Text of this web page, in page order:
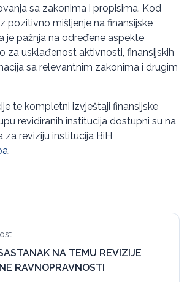
sa zakonima i propisima. Kod
pozitivno mišljenje na finansijske
je pažnja na određene aspekte
za usklađenost aktivnosti, finansijskih
sa relevantnim zakonima i drugim
te kompletni izvještaji finansijske
revidiranih institucija dostupni su na
za reviziju institucija BiH
.
NA TEMU REVIZIJE
RAVNOPRAVNOSTI